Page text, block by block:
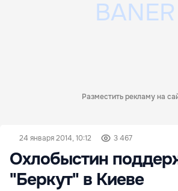
Разместить рекламу на
24 января 2014, 10:12 3 467
Охлобыстин
"Беркут" в Киеве